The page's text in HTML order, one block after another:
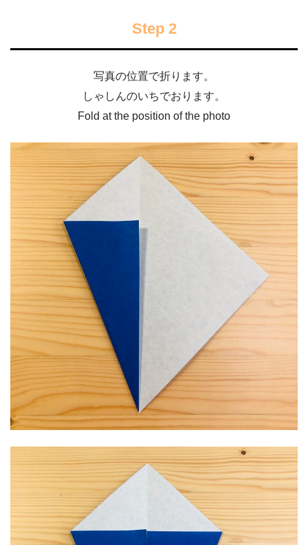
Step 2
写真の位置で折ります。
しゃしんのいちでおります。
Fold at the position of the photo